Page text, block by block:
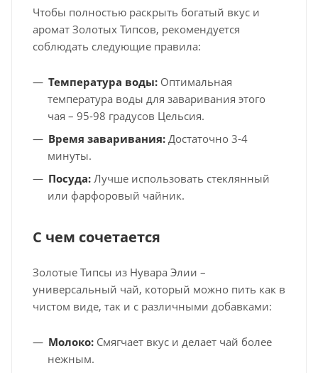
Чтобы полностью раскрыть богатый вкус и
аромат Золотых Типсов, рекомендуется
соблюдать следующие правила:
Температура воды: Оптимальная
температура воды для заваривания этого
чая – 95-98 градусов Цельсия.
Время заваривания: Достаточно 3-4
минуты.
Посуда: Лучше использовать стеклянный
или фарфоровый чайник.
С чем сочетается
Золотые Типсы из Нувара Элии –
универсальный чай, который можно пить как в
чистом виде, так и с различными добавками:
Молоко: Смягчает вкус и делает чай более
нежным.